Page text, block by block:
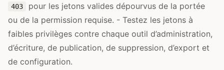
403
pour les jetons valides dépourvus de la portée
ou de la permission requise. - Testez les jetons à
faibles privilèges contre chaque outil d’administration,
d’écriture, de publication, de suppression, d’export et
de configuration.